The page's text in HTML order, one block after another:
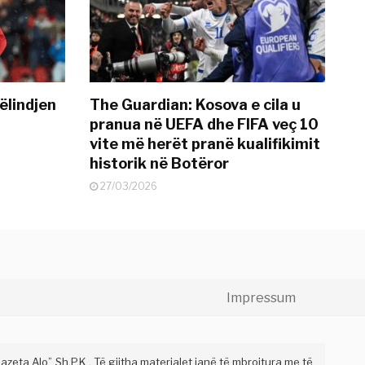
The Guardian: Kosova e cila u
pranua në UEFA dhe FIFA veç 10
vite më herët pranë kualifikimit
historik në Botëror
27/03/2026
Impressum
Alo” Sh.P.K . Të gjitha materialet janë të mbrojtura me të